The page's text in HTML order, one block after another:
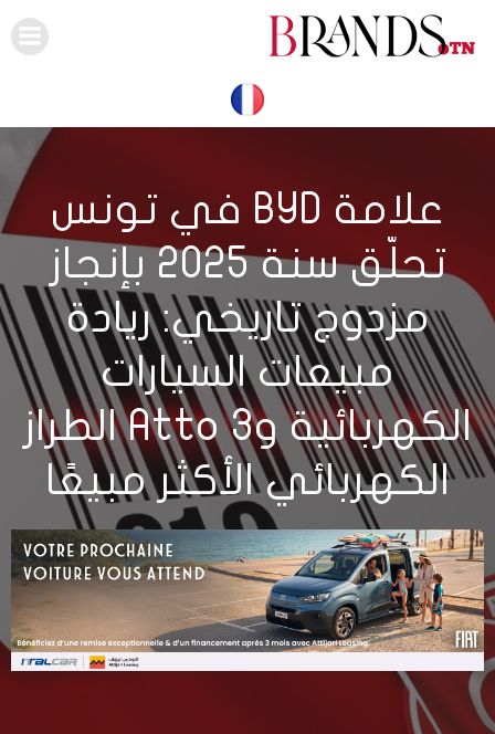
علامة BYD في تونس
تحلّق سنة 2025 بإنجاز
مزدوج تاريخي: ريادة
مبيعات السيارات
الكهربائية وAtto 3 الطراز
الكهربائي الأكثر مبيعًا